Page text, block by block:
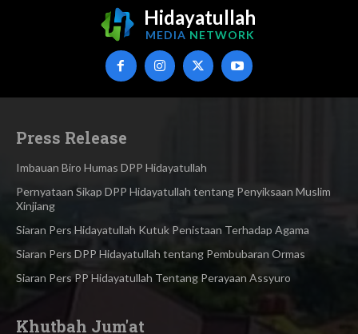
Hidayatullah
MEDIA NETWORK
Press Release
Imbauan Biro Humas DPP Hidayatullah
Pernyataan Sikap DPP Hidayatullah tentang Penyiksaan Muslim
Xinjiang
Siaran Pers Hidayatullah Kutuk Penistaan Terhadap Agama
Siaran Pers DPP Hidayatullah tentang Pembubaran Ormas
Siaran Pers PP Hidayatullah Tentang Perayaan Assyuro
Khutbah Jum'at